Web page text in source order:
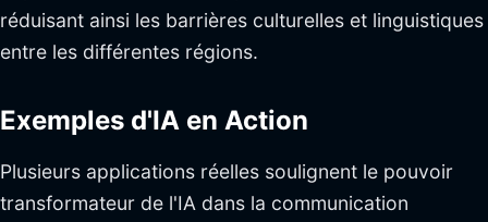
réduisant ainsi les barrières culturelles et linguistiques
entre les différentes régions.
Exemples d'IA en Action
Plusieurs applications réelles soulignent le pouvoir
transformateur de l'IA dans la communication